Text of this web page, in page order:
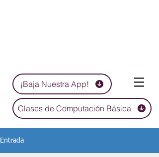
¡Baja Nuestra App!
Clases de Computación Básica
Entrada